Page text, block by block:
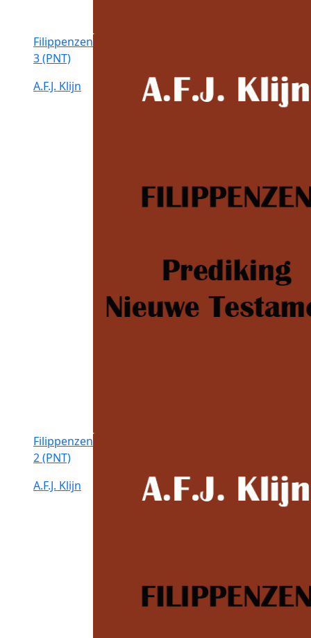
Filippenzen
3 (PNT)
A.F.J. Klijn
Filippenzen
2 (PNT)
A.F.J. Klijn